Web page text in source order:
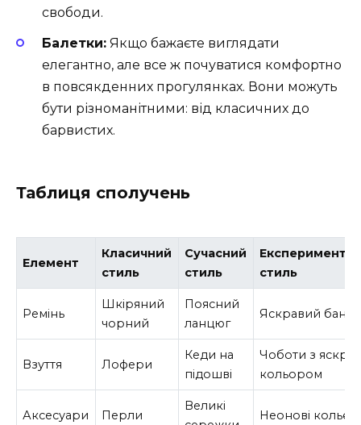
свободи.
Балетки: Якщо бажаєте виглядати
елегантно, але все ж почуватися комфортно
в повсякденних прогулянках. Вони можуть
бути різноманітними: від класичних до
барвистих.
Таблиця сполучень
Елемент
Класичний
стиль
Сучасний
стиль
стиль
Ремінь
Шкіряний
чорний
Поясний
ланцюг
Яскравий
Взуття Лофери
Кеди на
підошві
Чоботи з
кольором
Аксесуари Перли
Великі
Неонові кольє